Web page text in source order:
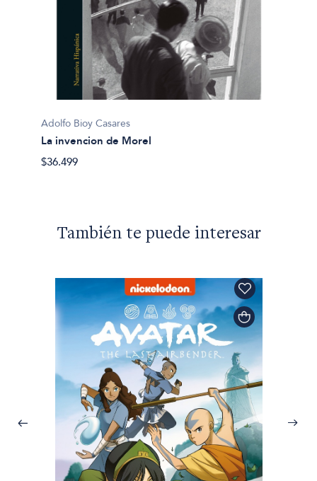
Adolfo Bioy Casares
La invencion de Morel
$36.499
También te puede interesar